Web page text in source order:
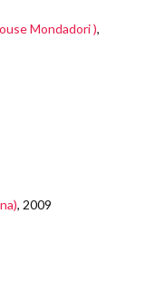
Mondadori ),
, 2009